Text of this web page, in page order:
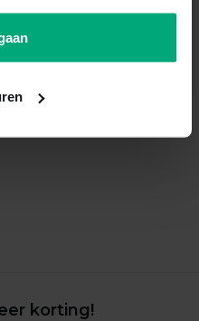
korting!